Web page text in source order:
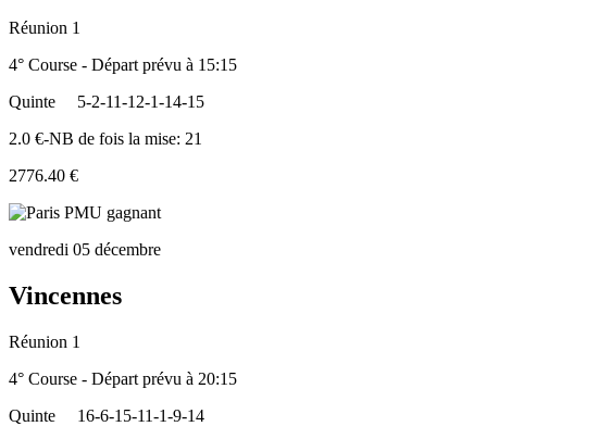
Réunion 1
4° Course - Départ prévu à 15:15
Quinte
5-2-11-12-1-14-15
2.0 €-NB de fois la mise: 21
2776.40 €
vendredi 05 décembre
Vincennes
Réunion 1
4° Course - Départ prévu à 20:15
Quinte
16-6-15-11-1-9-14